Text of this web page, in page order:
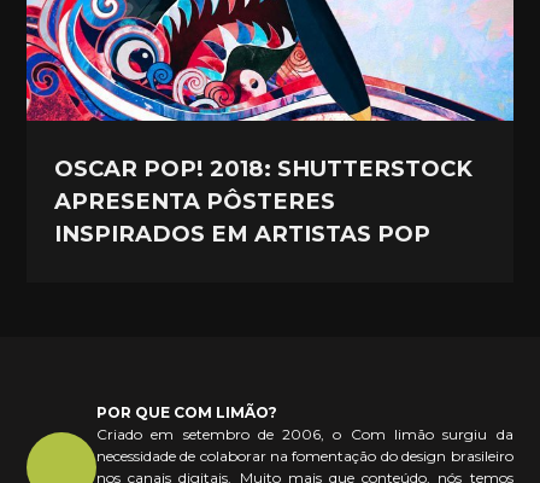
OSCAR POP! 2018: SHUTTERSTOCK
APRESENTA PÔSTERES
INSPIRADOS EM ARTISTAS POP
POR QUE COM LIMÃO?
Criado em setembro de 2006, o Com limão surgiu da
necessidade de colaborar na fomentação do design brasileiro
nos canais digitais. Muito mais que conteúdo, nós temos